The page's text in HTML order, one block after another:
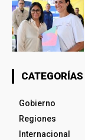
CATEGORÍAS
Gobierno
Regiones
Internacional